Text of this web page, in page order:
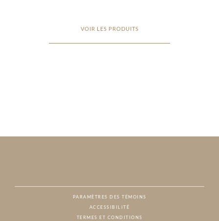
VOIR LES PRODUITS
PARAMÈTRES DES TÉMOINS
ACCESSIBILITÉ
TERMES ET CONDITIONS